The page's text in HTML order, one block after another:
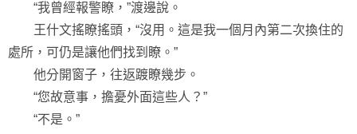
“我曾經報警瞭，”渡邊說。
王什文搖瞭搖頭，“沒用。這是我一個月內第二次換住的
處所，可仍是讓他們找到瞭。”
他分開窗子，往返踱瞭幾步。
“您故意事，擔憂外面這些人？”
“不是。”